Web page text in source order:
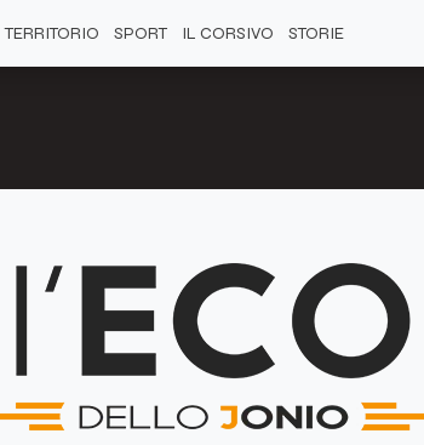
TERRITORIO SPORT IL CORSIVO STORIE